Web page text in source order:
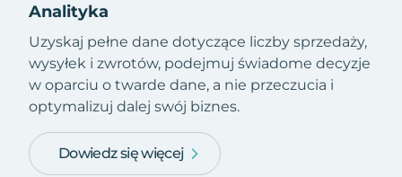
Analityka
Uzyskaj pełne dane dotyczące liczby sprzedaży,
wysyłek i zwrotów, podejmuj świadome decyzje
w oparciu o twarde dane, a nie przeczucia i
optymalizuj dalej swój biznes.
Dowiedz się więcej